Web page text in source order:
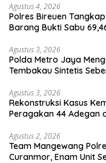
Agustus 4, 2026
Polres Bireuen
Barang Bukti Sabu
Agustus 3, 2026
Polda Metro Jaya
Tembakau Sintetis
Agustus 3, 2026
Rekonstruksi Kasus
Peragakan 44 Adegan
Agustus 2, 2026
Team Mangewang
Curanmor, Enam Unit